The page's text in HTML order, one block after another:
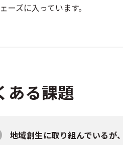
ーズに入っています。
ある課題
地域創生に取り組んでいるが